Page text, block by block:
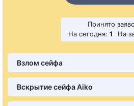
Принято
На сегодня: 1 На
Взлом сейфа
Вскрытие сейфа Aiko